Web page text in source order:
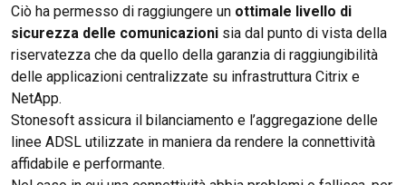
Ciò ha permesso di raggiungere un ottimale livello di
sicurezza delle comunicazioni sia dal punto di vista della
riservatezza che da quello della garanzia di raggiungibilità
delle applicazioni centralizzate su infrastruttura Citrix e
NetApp.
Stonesoft assicura il bilanciamento e l’aggregazione delle
linee ADSL utilizzate in maniera da rendere la connettività
affidabile e performante.